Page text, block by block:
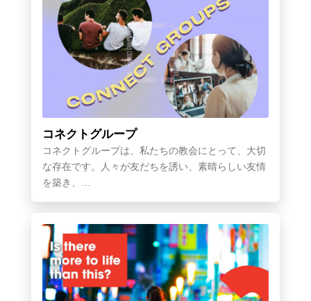
コネクトグループ
コネクトグループは、私たちの教会にとって、大切
な存在です。人々が友だちを誘い、素晴らしい友情
を築き、…